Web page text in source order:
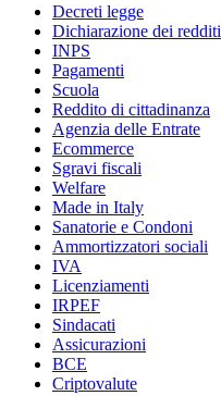
Decreti legge
Dichiarazione dei redditi
INPS
Pagamenti
Scuola
Reddito di cittadinanza
Agenzia delle Entrate
Ecommerce
Sgravi fiscali
Welfare
Made in Italy
Sanatorie e Condoni
Ammortizzatori sociali
IVA
Licenziamenti
IRPEF
Sindacati
Assicurazioni
BCE
Criptovalute